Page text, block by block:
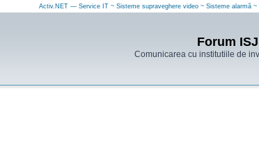
Activ.NET — Service IT ~ Sisteme supraveghere video ~ Sisteme alarmă ~
Forum
Comunicarea cu institutiile de